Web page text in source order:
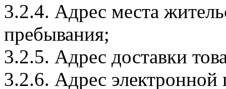
3.2.4. Адрес места
пребывания;
3.2.5. Адрес доставки
3.2.6. Адрес электронной